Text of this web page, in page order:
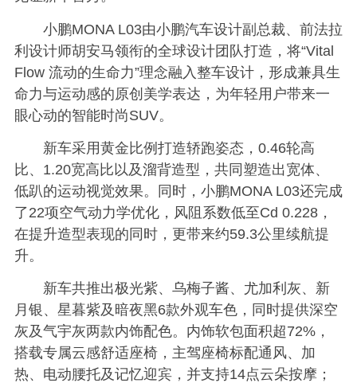
小鹏MONA L03由小鹏汽车设计副总裁、前法拉
利设计师胡安马领衔的全球设计团队打造，将“Vital
Flow 流动的生命力”理念融入整车设计，形成兼具生
命力与运动感的原创美学表达，为年轻用户带来一
眼心动的智能时尚SUV。
新车采用黄金比例打造轿跑姿态，0.46轮高
比、1.20宽高比以及溜背造型，共同塑造出宽体、
低趴的运动视觉效果。同时，小鹏MONA L03还完成
了22项空气动力学优化，风阻系数低至Cd 0.228，
在提升造型表现的同时，更带来约59.3公里续航提
升。
新车共推出极光紫、乌梅子酱、尤加利灰、新
月银、星暮紫及暗夜黑6款外观车色，同时提供深空
灰及气宇灰两款内饰配色。内饰软包面积超72%，
搭载专属云感舒适座椅，主驾座椅标配通风、加
热、电动腰托及记忆迎宾，并支持14点云朵按摩；